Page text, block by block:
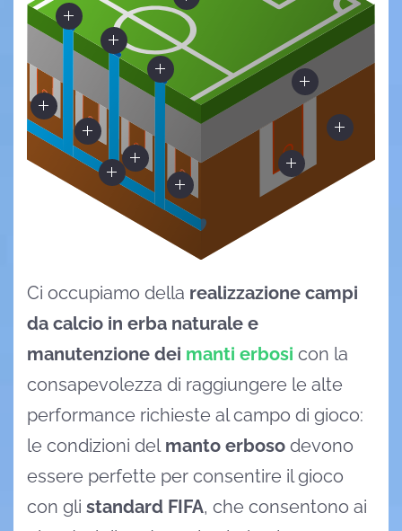
Ci occupiamo della realizzazione campi
da calcio in erba naturale e
manutenzione dei manti erbosi con la
consapevolezza di raggiungere le alte
performance richieste al campo di gioco:
le condizioni del manto erboso devono
essere perfette per consentire il gioco
con gli standard FIFA, che consentono ai